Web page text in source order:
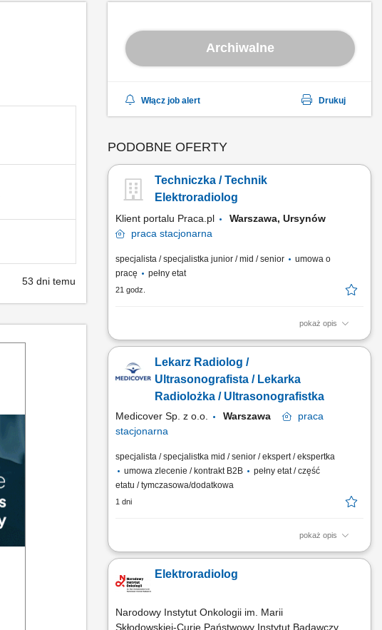
53 dni temu
Archiwalne
Włącz job alert Drukuj
PODOBNE OFERTY
Techniczka / Technik
Elektroradiolog
Klient portalu Praca.pl
Warszawa, Ursynów
praca stacjonarna
specjalista / specjalistka junior / mid / senior
umowa o
pracę
pełny etat
21 godz.
pokaż opis
Przygotowywanie pacjentów do leczenia z wykorzystaniem
planowaniem i realizacją radioterapii, w tym badań TK i MR do
planowania leczenia. Wyznaczanie i weryfikacja pozycji
terapeutycznej pacjentów. Analiza obrazów wykorzystywanych
w radioterapii...
Lekarz Radiolog /
Ultrasonografista / Lekarka
Radiolożka / Ultrasonografistka
Medicover Sp. z o.o. Warszawa
praca
stacjonarna
specjalista / specjalistka mid / senior / ekspert / ekspertka
umowa zlecenie / kontrakt B2B
pełny etat / część
etatu / tymczasowa/dodatkowa
1 dni
pokaż opis
Będziesz odpowiedzialny/-a za: wykonywanie i opis badań
Dołącz do naszej ekipy medycznej i stań się #bohaterem
opieki zdrowotnej! Szukamy Ciebie, jeśli​: ukończyłeś/-aś
Elektroradiolog
Narodowy Instytut Onkologii im. Marii
Skłodowskiej-Curie Państwowy Instytut Badawczy